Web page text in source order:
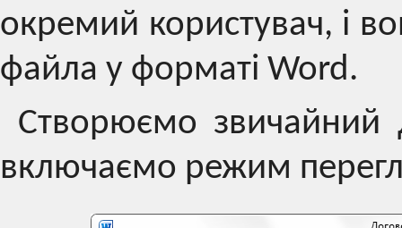
окремий користувач, і
файла у форматі Word.
Створюємо звичайний
включаємо режим